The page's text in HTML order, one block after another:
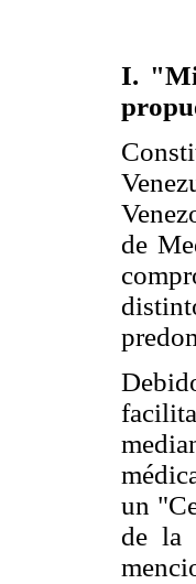
I.
de
un
de la